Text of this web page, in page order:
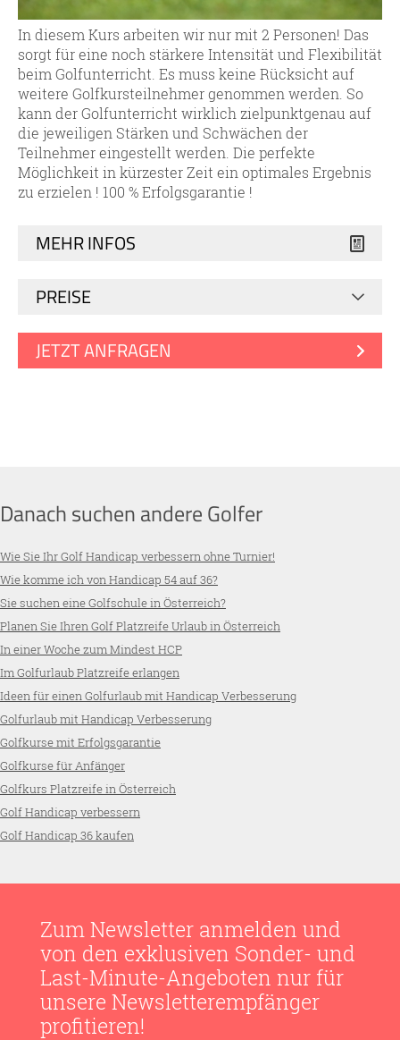
In diesem Kurs arbeiten wir nur mit 2 Personen! Das
sorgt für eine noch stärkere Intensität und Flexibilität
beim Golfunterricht. Es muss keine Rücksicht auf
weitere Golfkursteilnehmer genommen werden. So
kann der Golfunterricht wirklich zielpunktgenau auf
die jeweiligen Stärken und Schwächen der
Teilnehmer eingestellt werden. Die perfekte
Möglichkeit in kürzester Zeit ein optimales Ergebnis
zu erzielen ! 100 % Erfolgsgarantie !
MEHR INFOS
PREISE
JETZT ANFRAGEN
Danach suchen andere Golfer
Wie Sie Ihr Golf Handicap verbessern ohne Turnier!
Wie komme ich von Handicap 54 auf 36?
Sie suchen eine Golfschule in Österreich?
Planen Sie Ihren Golf Platzreife Urlaub in Österreich
In einer Woche zum Mindest HCP
Im Golfurlaub Platzreife erlangen
Ideen für einen Golfurlaub mit Handicap Verbesserung
Golfurlaub mit Handicap Verbesserung
Golfkurse mit Erfolgsgarantie
Golfkurse für Anfänger
Golfkurs Platzreife in Österreich
Golf Handicap verbessern
Golf Handicap 36 kaufen
Zum Newsletter anmelden und
von den exklusiven Sonder- und
Last-Minute-Angeboten nur für
unsere Newsletterempfänger
profitieren!